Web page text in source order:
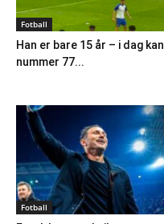
Fotball
Han er bare 15 år – i dag kan
nummer 77...
Fotball